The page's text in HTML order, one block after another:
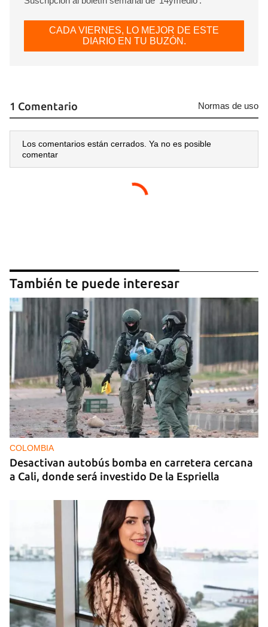
CADA VIERNES, LO MEJOR DE ESTE
DIARIO EN TU BUZÓN.
1 Comentario Normas de uso
Los comentarios están cerrados. Ya no es posible
comentar
También te puede interesar
COLOMBIA
Desactivan autobús bomba en carretera cercana
a Cali, donde será investido De la Espriella